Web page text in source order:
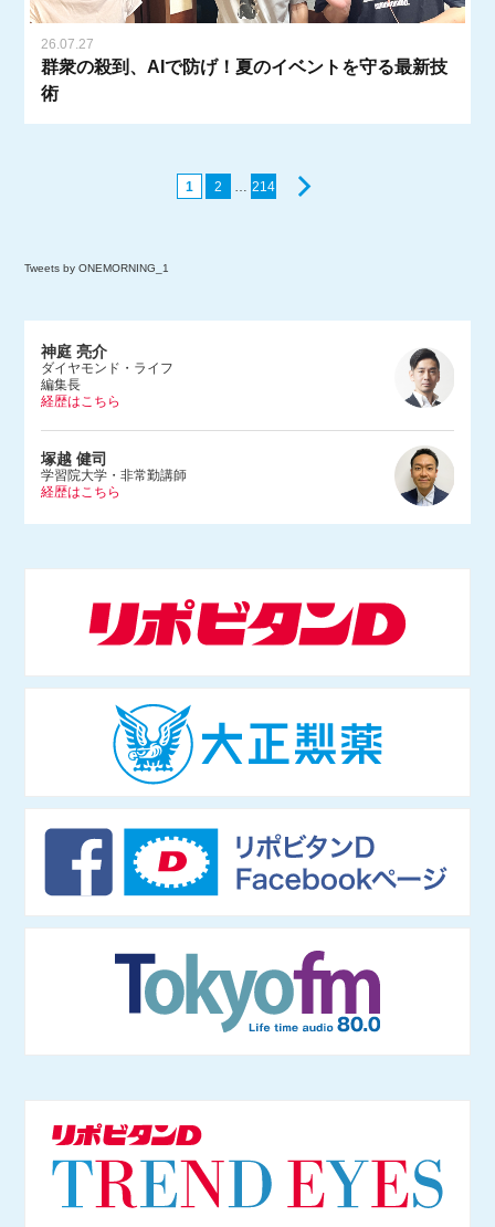
26.07.27
群衆の殺到、AIで防げ！夏のイベントを守る最新技
術
1 2 … 214
Tweets by ONEMORNING_1
神庭 亮介
ダイヤモンド・ライフ
編集長
経歴はこちら
1983年、埼玉県生まれ。早稲田大学法学部を卒業後、2005年に朝日
新聞社入社。文化くらし報道部やデジタル編集部で記者をつとめ、2
015年にダンス営業規制問題を追った『ルポ風営法改正 踊れる国の
塚越 健司
学習院大学・非常勤講師
経歴はこちら
ースで読み解くネット社会の歩き方』（出版芸術社）をはじめ、共著
等多数。マスメディアでも積極的に発信し、朝日新 聞論壇委員（202
1年4月〜）もつとめる。